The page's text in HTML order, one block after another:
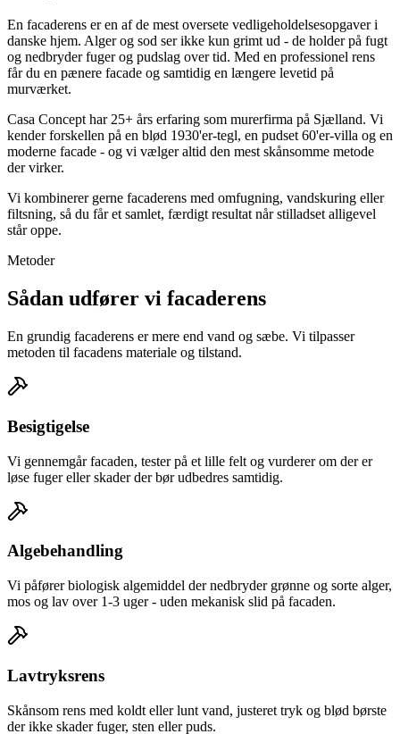
En facaderens er en af de mest oversete vedligeholdelsesopgaver i
danske hjem. Alger og sod ser ikke kun grimt ud - de holder på fugt
og nedbryder fuger og pudslag over tid. Med en professionel rens
får du en pænere facade og samtidig en længere levetid på
murværket.
Casa Concept har 25+ års erfaring som murerfirma på Sjælland. Vi
kender forskellen på en blød 1930'er-tegl, en pudset 60'er-villa og en
moderne facade - og vi vælger altid den mest skånsomme metode
der virker.
Vi kombinerer gerne facaderens med omfugning, vandskuring eller
filtsning, så du får et samlet, færdigt resultat når stilladset alligevel
står oppe.
Metoder
Sådan udfører vi facaderens
En grundig facaderens er mere end vand og sæbe. Vi tilpasser
metoden til facadens materiale og tilstand.
Besigtigelse
Vi gennemgår facaden, tester på et lille felt og vurderer om der er
løse fuger eller skader der bør udbedres samtidig.
Algebehandling
Vi påfører biologisk algemiddel der nedbryder grønne og sorte alger,
mos og lav over 1-3 uger - uden mekanisk slid på facaden.
Lavtryksrens
Skånsom rens med koldt eller lunt vand, justeret tryk og blød børste
der ikke skader fuger, sten eller puds.